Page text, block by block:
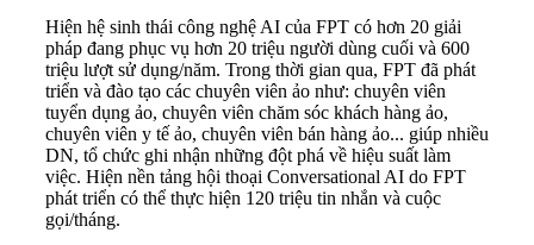
Hiện hệ sinh thái công nghệ AI của FPT có hơn 20 giải
pháp đang phục vụ hơn 20 triệu người dùng cuối và 600
triệu lượt sử dụng/năm. Trong thời gian qua, FPT đã phát
triển và đào tạo các chuyên viên ảo như: chuyên viên
tuyển dụng ảo, chuyên viên chăm sóc khách hàng ảo,
chuyên viên y tế ảo, chuyên viên bán hàng ảo... giúp nhiều
DN, tổ chức ghi nhận những đột phá về hiệu suất làm
việc. Hiện nền tảng hội thoại Conversational AI do FPT
phát triển có thể thực hiện 120 triệu tin nhắn và cuộc
gọi/tháng.